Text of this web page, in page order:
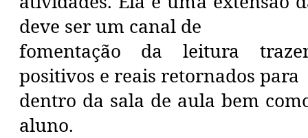
deve ser um canal de
fomentação da leitura
positivos e reais retornados para
dentro da sala de aula bem
aluno.